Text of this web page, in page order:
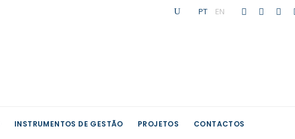
PT EN
INSTRUMENTOS DE GESTÃO PROJETOS CONTACTOS